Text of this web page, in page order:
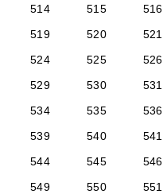
514
515 516
519
520 521
524
525 526
529
530 531
534
535 536
539
540 541
544
545 546
549
550 551